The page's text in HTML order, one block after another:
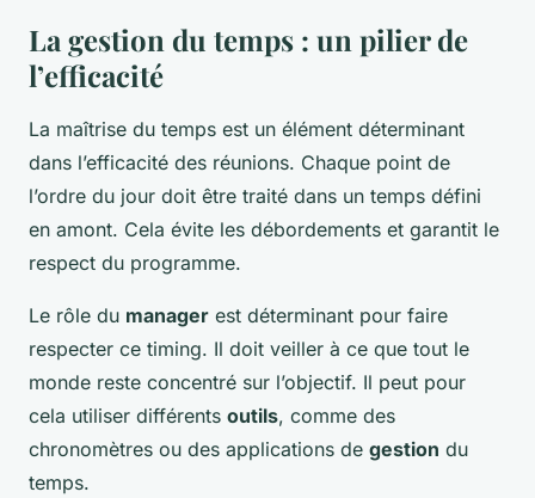
La gestion du temps : un pilier de
l’efficacité
La maîtrise du temps est un élément déterminant
dans l’efficacité des réunions. Chaque point de
l’ordre du jour doit être traité dans un temps défini
en amont. Cela évite les débordements et garantit le
respect du programme.
Le rôle du manager est déterminant pour faire
respecter ce timing. Il doit veiller à ce que tout le
monde reste concentré sur l’objectif. Il peut pour
cela utiliser différents outils, comme des
chronomètres ou des applications de gestion du
temps.